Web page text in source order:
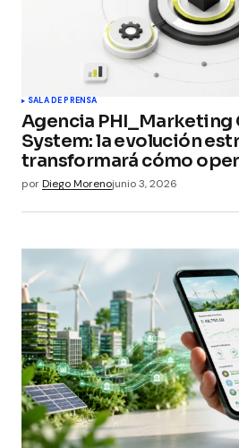
SALA DE PRENSA
Agencia
System: la evolución
transformará cómo
porDiego Morenojunio 3, 2026